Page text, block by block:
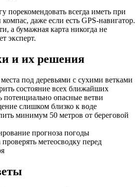
порекомендовать всегда иметь при
даже если есть GPS-навигатор.
а бумажная карта никогда не
эксперт.
и их решения
под деревьями с сухими ветками
состояние всех ближайших
потенциально опасные ветви
слишком близко к воде
минимум 50 метров от береговой
прогноза погоды
проверять метеосводку перед